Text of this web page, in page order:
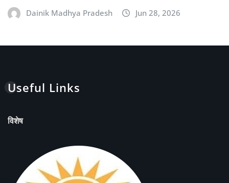
Dainik Madhya Pradesh Jun 28, 2026
Useful Links
विशेष